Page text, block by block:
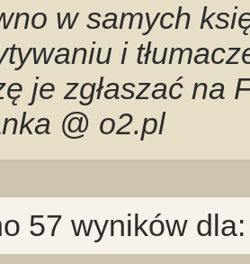
w samych
i
je zgłaszać na
@ o2.pl
57 wyników